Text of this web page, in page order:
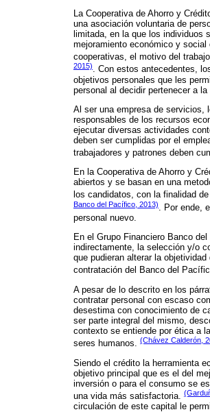
La Cooperativa de Ahorro y
una asociación voluntaria de
limitada, en la que los individuos
mejoramiento económico y
cooperativas, el motivo del
2015). Con estos antecedentes,
objetivos personales que les
personal al decidir pertenecer a
Al ser una empresa de servicios,
responsables de los recursos
ejecutar diversas actividades
deben ser cumplidas por el
trabajadores y patrones deben
En la Cooperativa de Ahorro y
abiertos y se basan en una
los candidatos, con la finalidad
Banco del Pacífico, 2013). Por ende,
personal nuevo.
En el Grupo Financiero Banco
indirectamente, la selección y/o
que pudieran alterar la
contratación del Banco del
A pesar de lo descrito en los
contratar personal con escaso
desestima con conocimiento de
ser parte integral del mismo,
contexto se entiende por ética a
seres humanos. (Chávez Calderón,
Siendo el crédito la herramienta
objetivo principal que es el del
inversión o para el consumo se
una vida más satisfactoria.
circulación de este capital le